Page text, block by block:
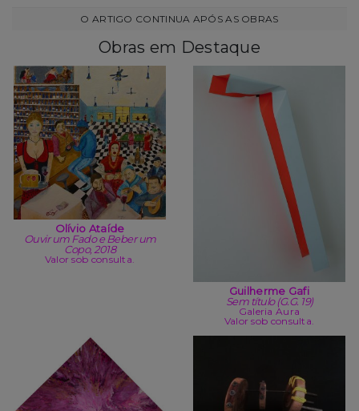
Obras em Destaque
Olívio Ataíde
Ouvir um Fado e Beber um
Copo, 2018
Valor sob consulta.
Guilherme Gafi
Sem título (G.G. 19)
Galeria Aura
Valor sob consulta.